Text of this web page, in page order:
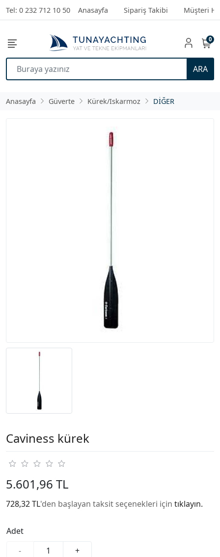
Tel: 0 232 712 10 50 Anasayfa Sipariş Takibi Müşteri
ARA
0
Anasayfa Güverte Kürek/Iskarmoz DİĞER
Caviness kürek
5.601,96 TL
728,32 TL'den başlayan taksit seçenekleri için tıklayın.
Adet
-
+